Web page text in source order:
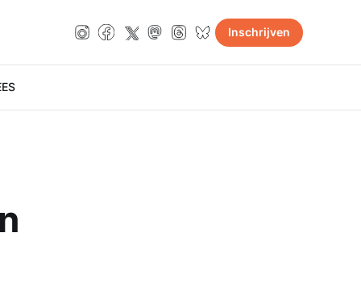
ES
Inschrijven